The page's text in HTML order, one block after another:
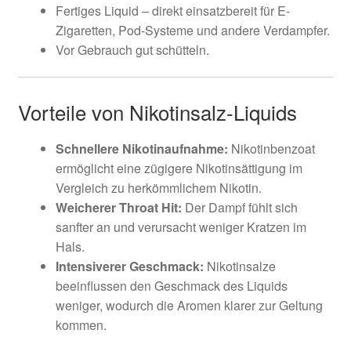
Fertiges Liquid – direkt einsatzbereit für E-
Zigaretten, Pod-Systeme und andere Verdampfer.
Vor Gebrauch gut schütteln.
Vorteile von Nikotinsalz-Liquids
Schnellere Nikotinaufnahme: Nikotinbenzoat
ermöglicht eine zügigere Nikotinsättigung im
Vergleich zu herkömmlichem Nikotin.
Weicherer Throat Hit: Der Dampf fühlt sich
sanfter an und verursacht weniger Kratzen im
Hals.
Intensiverer Geschmack: Nikotinsalze
beeinflussen den Geschmack des Liquids
weniger, wodurch die Aromen klarer zur Geltung
kommen.